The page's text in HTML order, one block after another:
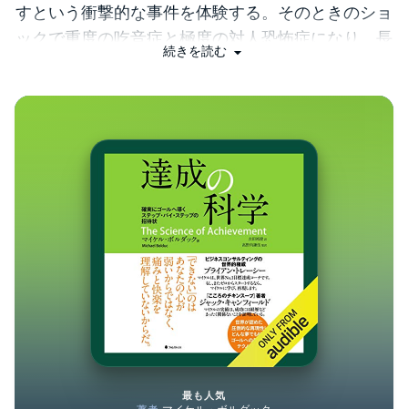
すという衝撃的な事件を体験する。そのときのショ
ックで重度の吃音症と極度の対人恐怖症になり、長
年にわ たって絶望的な人生を過ごす。17歳のとき
の功績が認 められ20代の若さでヴァイスプレジデ
ントに抜擢された。現在は南国のビーチで愛する家
族と共に過ごしながら、個人コーチングやセミナー
を通して、世界中 のクライアントに成功と幸福を
生み出し続けている(「BOOK著者紹介情報」より：
本データは『一瞬で恐怖を消す技術 ~恐怖を力に変
える７つのステップ~』(ISBN-10:4894514222)が刊行
された当時に掲載されていたものです)
続きを読む
最も人気